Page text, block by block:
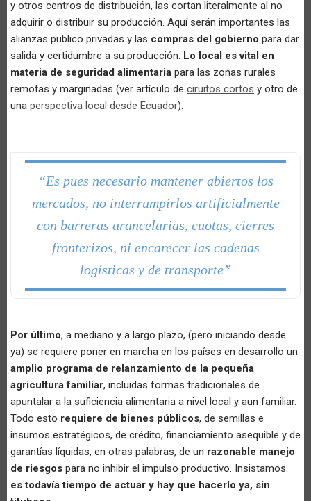
y otros centros de distribución, las cortan literalmente al no
adquirir o distribuir su producción. Aquí serán importantes las
alianzas publico privadas y las compras del gobierno para dar
salida y certidumbre a su producción. Lo local es vital en
materia de seguridad alimentaria para las zonas rurales
remotas y marginadas (ver artículo de ciruitos cortos y otro de
una perspectiva local desde Ecuador).
“Es pues necesario mantener abiertos los
mercados, no interrumpirlos artificialmente
con barreras arancelarias, cuotas, cierres
fronterizos, ni encarecer las cadenas
logísticas y de transporte”
Por último, a mediano y a largo plazo, (pero iniciando desde
ya) se requiere poner en marcha en los países en desarrollo un
amplio programa de relanzamiento de la pequeña
agricultura familiar, incluidas formas tradicionales de
apuntalar a la suficiencia alimentaria a nivel local y aun familiar.
Todo esto requiere de bienes públicos, de semillas e
insumos estratégicos, de crédito, financiamiento asequible y de
garantías líquidas, en otras palabras, de un razonable manejo
de riesgos para no inhibir el impulso productivo. Insistamos:
es todavía tiempo de actuar y hay que hacerlo ya, sin